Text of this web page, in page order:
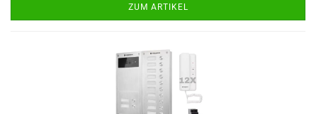
ZUM ARTIKEL